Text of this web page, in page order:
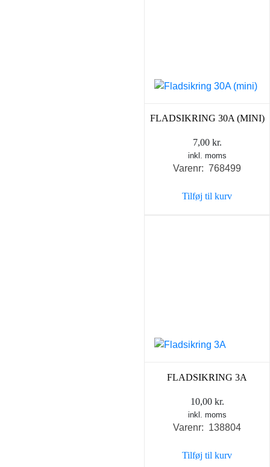
FLADSIKRING 30A (MINI)
7,00 kr.
inkl. moms
Varenr: 768499
Tilføj til kurv
FLADSIKRING 3A
10,00 kr.
inkl. moms
Varenr: 138804
Tilføj til kurv